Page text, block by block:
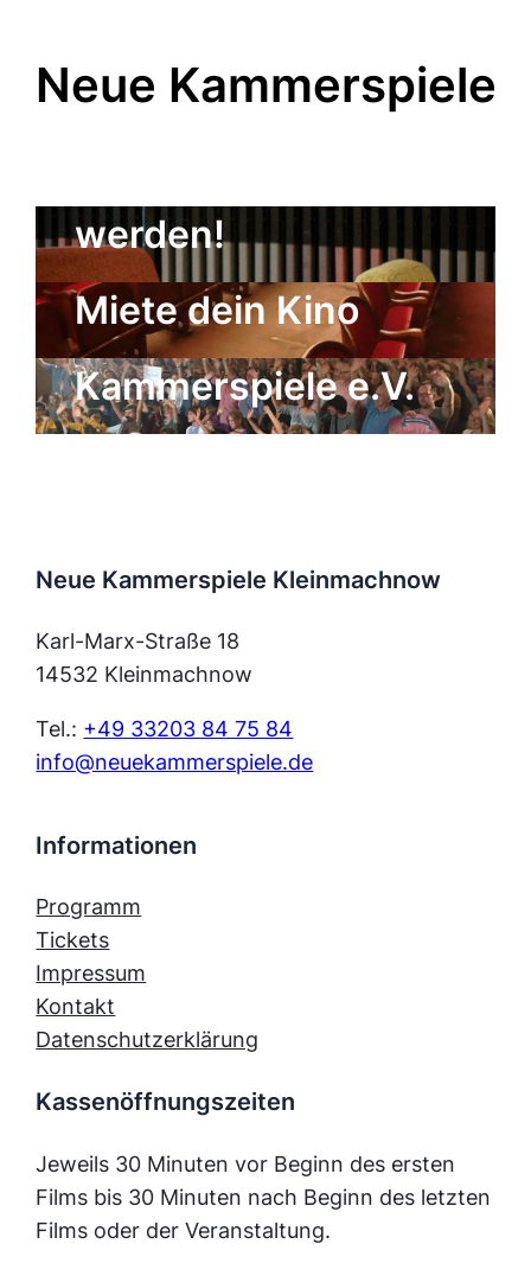
Neue Kammerspiele
werden!
Miete dein Kino
Der Freundeskreis
der Neuen
Kammerspiele e.V.
Neue Kammerspiele Kleinmachnow
Karl-Marx-Straße 18
14532 Kleinmachnow
Tel.: +49 33203 84 75 84
info@neuekammerspiele.de
Informationen
Programm
Tickets
Impressum
Kontakt
Datenschutzerklärung
Kassenöffnungszeiten
Jeweils 30 Minuten vor Beginn des ersten
Films bis 30 Minuten nach Beginn des letzten
Films oder der Veranstaltung.